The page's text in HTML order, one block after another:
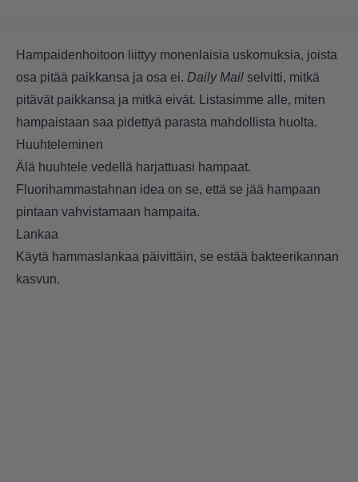
Hampaidenhoitoon liittyy monenlaisia uskomuksia, joista
osa pitää paikkansa ja osa ei. Daily Mail selvitti, mitkä
pitävät paikkansa ja mitkä eivät. Listasimme alle, miten
hampaistaan saa pidettyä parasta mahdollista huolta.
Huuhteleminen
Älä huuhtele vedellä harjattuasi hampaat.
Fluorihammastahnan idea on se, että se jää hampaan
pintaan vahvistamaan hampaita.
Lankaa
Käytä hammaslankaa päivittäin, se estää bakteerikannan
kasvun.